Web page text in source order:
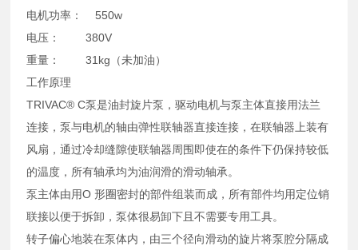
电机功率： 550w
电压： 380V
重量： 31kg（未加油）
工作原理
TRIVAC® C泵是油封旋片泵，驱动电机与泵主体直接用法兰
连接，泵与电机的轴由弹性联轴器直接连接，在联轴器上装有
风扇，通过冷却缝隙使联轴器周围即使在的条件下仍保持较低
的温度，所有轴承均为油润滑的滑动轴承。
泵主体由用O 形圈密封的部件组装而成，所有部件均用定位销
联接以便于拆卸，泵体很易卸下且不需要专用工具。
转子偏心地装在泵体内，由三个径向滑动的旋片将泵腔分隔成